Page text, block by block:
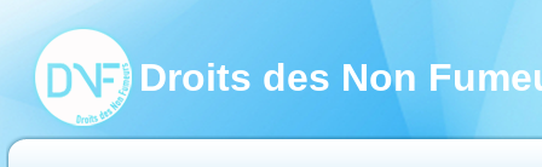
Droits des Non